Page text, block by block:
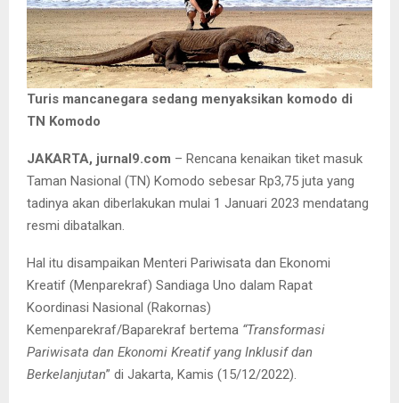
Turis mancanegara sedang menyaksikan komodo di
TN Komodo
JAKARTA, jurnal9.com – Rencana kenaikan tiket masuk
Taman Nasional (TN) Komodo sebesar Rp3,75 juta yang
tadinya akan diberlakukan mulai 1 Januari 2023 mendatang
resmi dibatalkan.
Hal itu disampaikan Menteri Pariwisata dan Ekonomi
Kreatif (Menparekraf) Sandiaga Uno dalam Rapat
Koordinasi Nasional (Rakornas)
Kemenparekraf/Baparekraf bertema “Transformasi
Pariwisata dan Ekonomi Kreatif yang Inklusif dan
Berkelanjutan” di Jakarta, Kamis (15/12/2022).